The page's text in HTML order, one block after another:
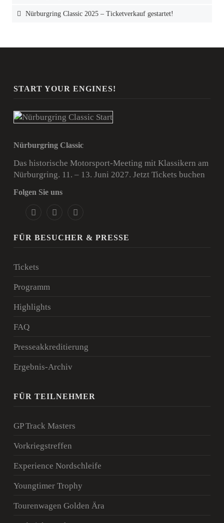
Nürburgring Classic 2025 – Ticketverkauf gestartet!
START YOUR ENGINES!
Nürburgring Classic
Das historische Motorsport-Meeting mit Klassikern am
Nürburgring. 11. – 13. Juni 2027. Jetzt Tickets buchen
Folgen Sie uns
FÜR BESUCHER & PRESSE
Tickets
Programm
Highlights
FAQ
Presseakkreditierung
Ergebnis-Archiv
FÜR TEILNEHMER
GP Track Masters
Vorkriegstreffen
Experience Nordschleife
Youngtimer Trophy
Tourenwagen Golden Ära